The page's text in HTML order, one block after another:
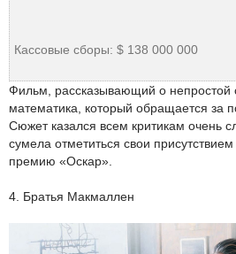
Кассовые сборы: $ 138 000 000
Фильм, рассказывающий о непростой
математика, который обращается за
Сюжет казался всем критикам очень
сумела отметиться свои
премию «Оскар».
4. Братья Макмаллен